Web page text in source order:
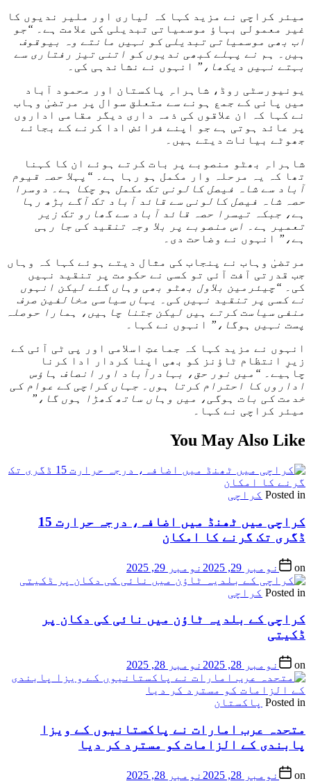
میئر کراچی نے مزید کہا کہ لیاری اور ملیر ندیوں کا
غیر معمولی بہاؤ موسمیاتی تبدیلی کی علامت ہے۔ “جو
اب بھی موسمیاتی تبدیلی کو نہیں مانتے وہ بیوقوف
ہیں۔ ہم نے پہلے کبھی ندیوں کو اتنی تیز رفتاری سے
بہتے نہیں دیکھا،” انہوں نے نشاندہی کی۔
یونیورسٹی روڈ، شاہراہِ پاکستان اور محمود آباد
میں پانی کے جمع ہونے سے متعلق سوال پر مرتضیٰ وہاب
نے کہا کہ ان علاقوں کی ذمہ داری دیگر مقامی اداروں
پر عائد ہوتی ہے جو اپنے فرائض ادا کرنے کے بجائے
جھوٹے بیانات دیتے ہیں۔
شاہراہِ بھٹو منصوبے پر بات کرتے ہوئے ان کا کہنا
تھا کہ یہ مرحلہ وار مکمل ہو رہا ہے۔ “پہلا حصہ قیوم
آباد سے شاہ فیصل کالونی تک مکمل ہو چکا ہے۔ دوسرا
حصہ شاہ فیصل کالونی سے قائد آباد تک آگے بڑھ رہا
ہے، جبکہ تیسرا حصہ قائد آباد سے گھارو تک زیر
تعمیر ہے۔ اس منصوبے پر بلا وجہ تنقید کی جا رہی
ہے،” انہوں نے وضاحت دی۔
مرتضیٰ وہاب نے پنجاب کی مثال دیتے ہوئے کہا کہ وہاں
جب قدرتی آفت آئی تو کسی نے حکومت پر تنقید نہیں
کی۔ “چیئرمین بلاول بھٹو بھی وہاں گئے لیکن انہوں
نے کسی پر تنقید نہیں کی۔ یہاں سیاسی مخالفین صرف
منفی سیاست کرتے ہیں لیکن جتنا چاہیں، ہمارا حوصلہ
پست نہیں ہوگا،” انہوں نے کہا۔
انہوں نے مزید کہا کہ جماعتِ اسلامی اور پی ٹی آئی کے
زیرِ انتظام ٹاؤنز کو بھی اپنا کردار ادا کرنا
چاہیے۔ “میں نور حق، بہادرآباد اور انصاف ہاؤس
اداروں کا احترام کرتا ہوں۔ جہاں کراچی کے عوام کی
خدمت کی بات ہوگی، میں وہاں ساتھ کھڑا ہوں گا،”
میئر کراچی نے کہا۔
You May Also Like
Posted in کراچی
کراچی میں ٹھنڈ میں اضافہ، درجہ حرارت 15
ڈگری تک گرنے کا امکان
on نومبر 29, 2025 نومبر 29, 2025
Posted in کراچی
کراچی کے بلدیہ ٹاؤن میں نائی کی دکان پر
ڈکیتی
on نومبر 28, 2025 نومبر 28, 2025
Posted in پاکستان
متحدہ عرب امارات نے پاکستانیوں کے ویزا
پابندی کے الزامات کو مسترد کر دیا
on نومبر 28, 2025 نومبر 28, 2025